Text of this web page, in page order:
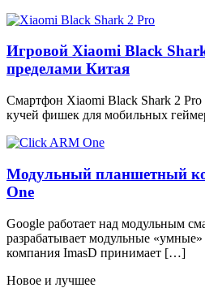
Игровой Xiaomi Black
пределами Китая
Смартфон Xiaomi Black Shark 2 Pro
кучей фишек для мобильных
Модульный планшетный
One
Google работает над модульным
разрабатывает модульные
компания ImasD принимает […]
Новое и лучшее